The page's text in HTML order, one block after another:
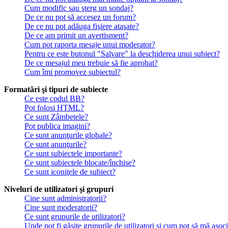
Cum modific sau şterg un sondaj?
De ce nu pot să accesez un forum?
De ce nu pot adăuga fişiere ataşate?
De ce am primit un avertisment?
Cum pot raporta mesaje unui moderator?
Pentru ce este butonul "Salvare" la deschiderea unui subiect?
De ce mesajul meu trebuie să fie aprobat?
Cum îmi promovez subiectul?
Formatări şi tipuri de subiecte
Ce este codul BB?
Pot folosi HTML?
Ce sunt Zâmbetele?
Pot publica imagini?
Ce sunt anunţurile globale?
Ce sunt anunţurile?
Ce sunt subiectele importante?
Ce sunt subiectele blocate/închise?
Ce sunt iconiţele de subiect?
Niveluri de utilizatori şi grupuri
Cine sunt administratorii?
Cine sunt moderatorii?
Ce sunt grupurile de utilizatori?
Unde pot fi găsite grupurile de utilizatori şi cum pot să mă